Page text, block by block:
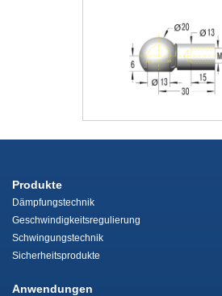
Produkte
Dämpfungstechnik
Geschwindigkeitsregulierung
Schwingungstechnik
Sicherheitsprodukte
Anwendungen